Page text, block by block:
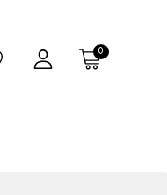
0